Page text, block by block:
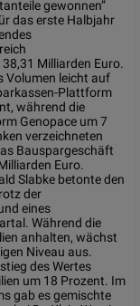
gewonnen”
das erste Halbjahr
Milliarden Euro.
Volumen leicht auf
Plattform
während die
Genopace um 7
verzeichneten
Bauspargeschäft
Euro.
Slabke betonte den
der
eines
Während die
anhalten, wächst
Niveau aus.
des Wertes
um 18 Prozent. Im
gab es gemischte